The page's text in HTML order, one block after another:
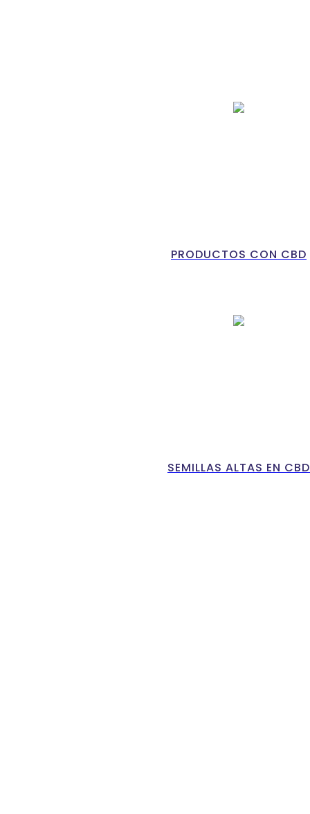
PRODUCTOS CON CBD
SEMILLAS ALTAS EN CBD